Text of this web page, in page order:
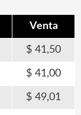
Venta
41,50
41,00
49,01